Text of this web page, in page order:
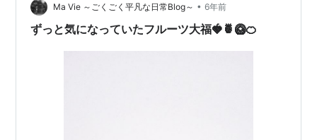
Ma Vie ～ごくごく平凡な日常Blog～ • 6年前
ずっと気になっていたフルーツ大福🍓🍍🥝🍊